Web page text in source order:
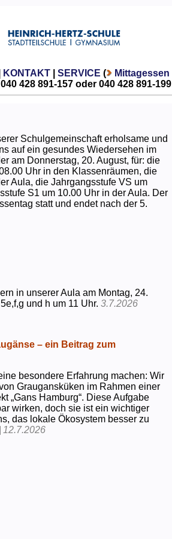
KONTAKT| SERVICE ( Mittagessen
428 891-157 oder 040 428 891-199
Schulgemeinschaft erholsame und
auf ein gesundes Wiedersehen im
am Donnerstag, 20. August, für: die
Uhr in den Klassenräumen, die
Aula, die Jahrgangsstufe VS um
S1 um 10.00 Uhr in der Aula. Der
statt und endet nach der 5.
in unserer Aula am Montag, 24.
und h um 11 Uhr.3.7.2026
– ein Beitrag zum
besondere Erfahrung machen: Wir
Graugansküken im Rahmen einer
„Gans Hamburg“. Diese Aufgabe
wirken, doch sie ist ein wichtiger
das lokale Ökosystem besser zu
12.7.2026